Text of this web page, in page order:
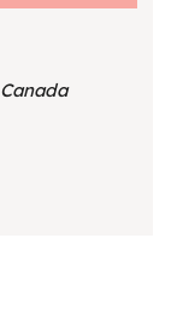
Canada